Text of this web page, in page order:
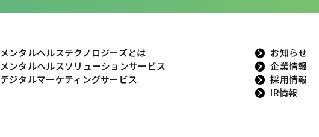
メンタルヘルステクノロジーズとは
メンタルヘルスソリューションサービス
デジタルマーケティングサービス
お知らせ
企業情報
採用情報
IR情報